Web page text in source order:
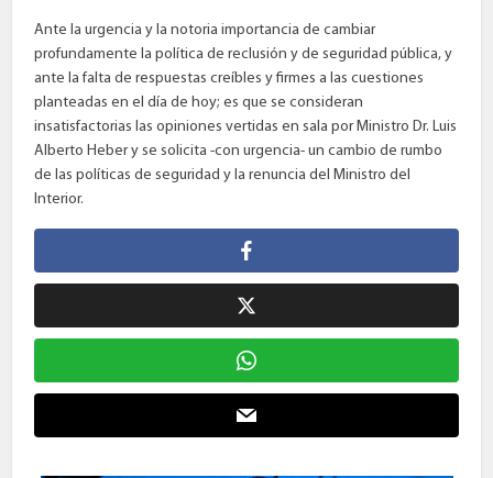
Ante la urgencia y la notoria importancia de cambiar
profundamente la política de reclusión y de seguridad pública, y
ante la falta de respuestas creíbles y firmes a las cuestiones
planteadas en el día de hoy; es que se consideran
insatisfactorias las opiniones vertidas en sala por Ministro Dr. Luis
Alberto Heber y se solicita -con urgencia- un cambio de rumbo
de las políticas de seguridad y la renuncia del Ministro del
Interior.